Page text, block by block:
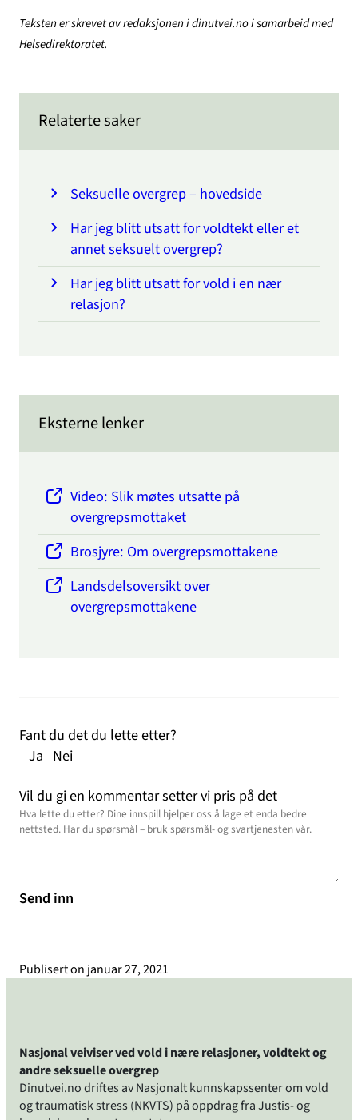
Teksten er skrevet av redaksjonen i dinutvei.no i samarbeid med
Helsedirektoratet.
Relaterte saker
Seksuelle overgrep – hovedside
Har jeg blitt utsatt for voldtekt eller et
annet seksuelt overgrep?
Har jeg blitt utsatt for vold i en nær
relasjon?
Eksterne lenker
Video: Slik møtes utsatte på
overgrepsmottaket
Brosjyre: Om overgrepsmottakene
Landsdelsoversikt over
overgrepsmottakene
Fant du det du lette etter?
Ja Nei
Vil du gi en kommentar setter vi pris på det
Send inn
Publisert on januar 27, 2021
Nasjonal veiviser ved vold i nære relasjoner, voldtekt og
andre seksuelle overgrep
Dinutvei.no driftes av Nasjonalt kunnskapssenter om vold
og traumatisk stress (NKVTS) på oppdrag fra Justis- og